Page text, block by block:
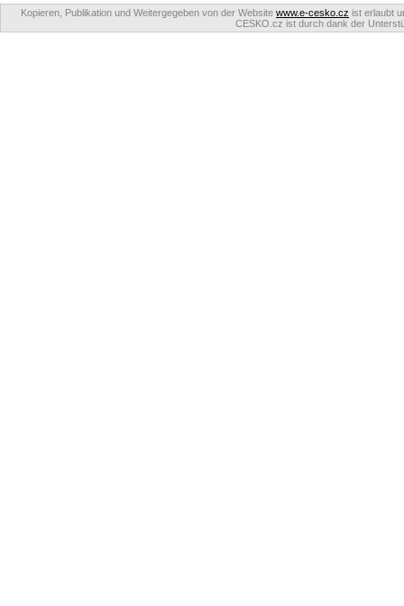
Kopieren, Publikation und Weitergegeben von der Website www.e-cesko.cz ist erlaubt
CESKO.cz ist durch dank der